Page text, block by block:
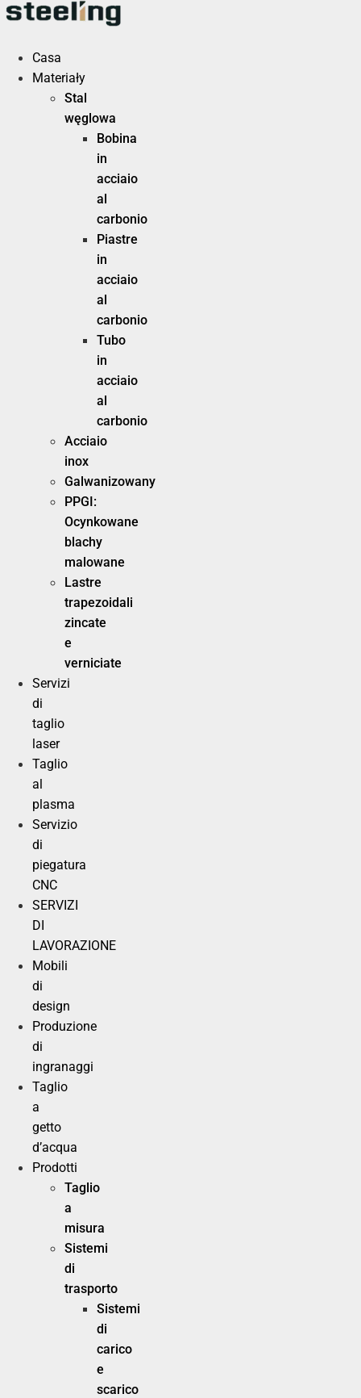
Vai
Casa
Materiały
Stal
węglowa
Bobina
in
acciaio
al
carbonio
Piastre
in
acciaio
al
carbonio
Tubo
in
acciaio
al
carbonio
Acciaio
inox
Galwanizowany
PPGI:
Ocynkowane
blachy
malowane
Lastre
trapezoidali
zincate
e
verniciate
Servizi
di
taglio
laser
Taglio
al
plasma
Servizio
di
piegatura
CNC
SERVIZI
DI
LAVORAZIONE
Mobili
di
design
Produzione
di
ingranaggi
Taglio
a
getto
d’acqua
Prodotti
Taglio
a
misura
Sistemi
di
trasporto
Sistemi
di
carico
e
scarico